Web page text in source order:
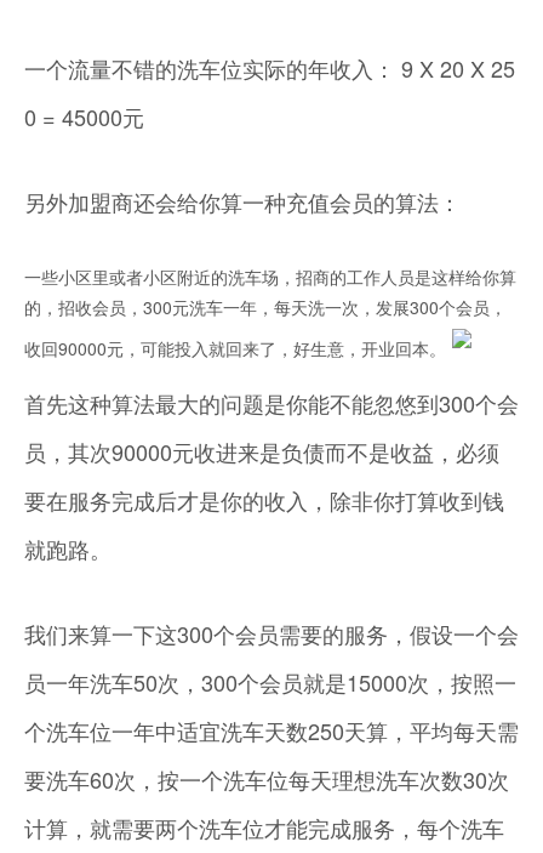
一个流量不错的洗车位实际的年收入： 9 X 20 X 25
0 = 45000元
另外加盟商还会给你算一种充值会员的算法：
一些小区里或者小区附近的洗车场，招商的工作人员是这样给你算
的，招收会员，300元洗车一年，每天洗一次，发展300个会员，
收回90000元，可能投入就回来了，好生意，开业回本。
首先这种算法最大的问题是你能不能忽悠到300个会
员，其次90000元收进来是负债而不是收益，必须
要在服务完成后才是你的收入，除非你打算收到钱
就跑路。
我们来算一下这300个会员需要的服务，假设一个会
员一年洗车50次，300个会员就是15000次，按照一
个洗车位一年中适宜洗车天数250天算，平均每天需
要洗车60次，按一个洗车位每天理想洗车次数30次
计算，就需要两个洗车位才能完成服务，每个洗车